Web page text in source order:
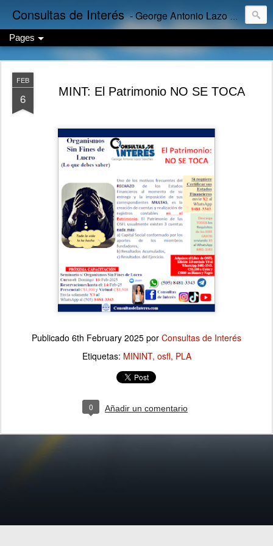
Consultas de Interés - George Antonio Lazo Sánchez
Pages
FEB
6 MINT: El Patrimonio NO SE TOCA
Publicado 6th February 2025 por Consultas de Interés
Etiquetas: MININT osfl PLA
0 Añadir un comentario